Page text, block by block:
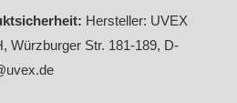
Hersteller: UVEX
Würzburger Str. 181-189, D-